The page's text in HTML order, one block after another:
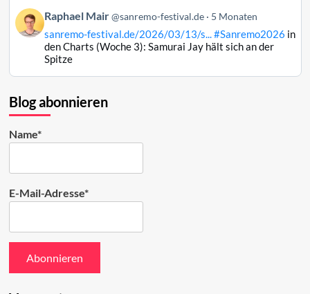
Bluesky
ansehen
Beitrag
von
Raphael
ansehen
Raphael Mair @sanremo-festival.de 5 Monaten
sanremo-festival.de/2026/03/13/s...#Sanremo2026 in
den Charts (Woche 3): Samurai Jay hält sich an der
Spitze
Blog abonnieren
Name*
E-Mail-Adresse*